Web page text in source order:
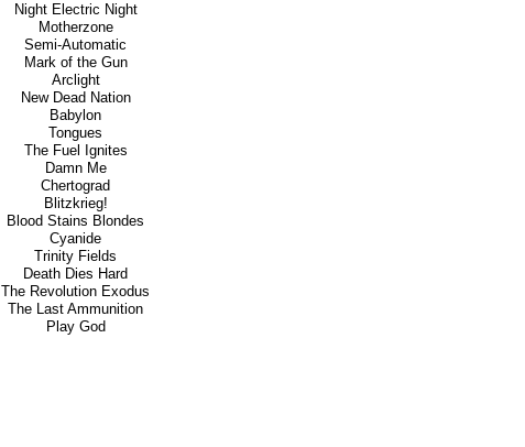
Night Electric Night
Motherzone
Semi-Automatic
Mark of the Gun
Arclight
New Dead Nation
Babylon
Tongues
The Fuel Ignites
Damn Me
Chertograd
Blitzkrieg!
Blood Stains Blondes
Cyanide
Trinity Fields
Death Dies Hard
The Revolution Exodus
The Last Ammunition
Play God